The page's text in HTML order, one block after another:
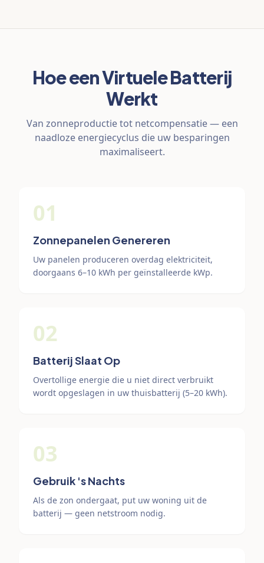
Hoe een Virtuele Batterij
Werkt
Van zonneproductie tot netcompensatie — een
naadloze energiecyclus die uw besparingen
maximaliseert.
01
Zonnepanelen Genereren
Uw panelen produceren overdag elektriciteit,
doorgaans 6–10 kWh per geïnstalleerde kWp.
02
Batterij Slaat Op
Overtollige energie die u niet direct verbruikt
wordt opgeslagen in uw thuisbatterij (5–20 kWh).
03
Gebruik 's Nachts
Als de zon ondergaat, put uw woning uit de
batterij — geen netstroom nodig.